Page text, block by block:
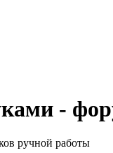
-
ручной работы